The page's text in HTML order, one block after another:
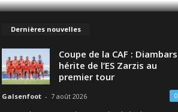
Dernières nouvelles
Coupe de la CAF : Diambars
hérite de l’ES Zarzis au
premier tour
Galsenfoot - 7 août 2026 0